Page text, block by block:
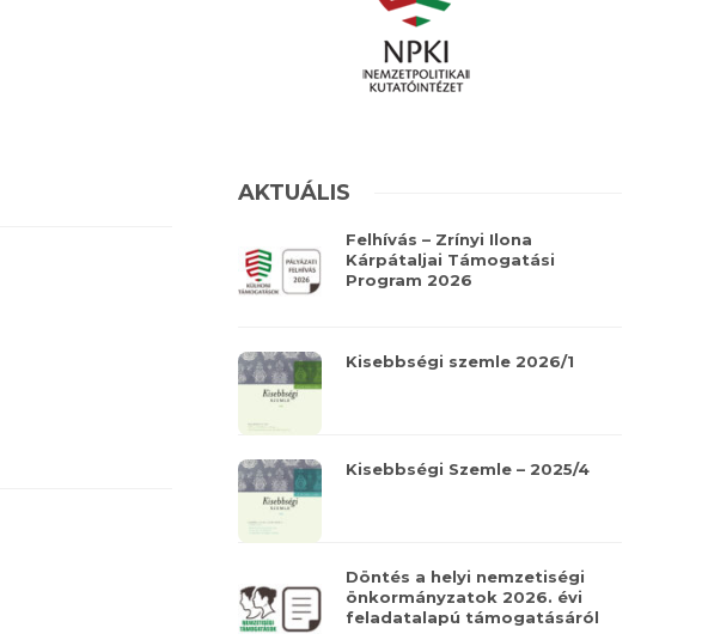
AKTUÁLIS
Felhívás – Zrínyi Ilona
Kárpátaljai Támogatási
Program 2026
Kisebbségi szemle 2026/1
Kisebbségi Szemle – 2025/4
Döntés a helyi nemzetiségi
önkormányzatok 2026. évi
feladatalapú támogatásáról